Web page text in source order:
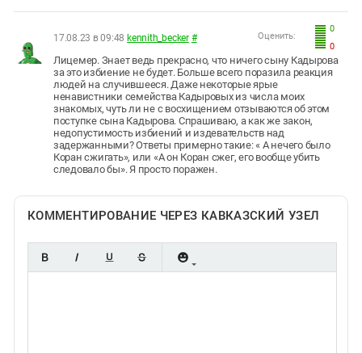
0
0
Оценить:
17.08.23 в 09:48 kennith_becker #
Лицемер. Знает ведь прекрасно, что ничего сыну Кадырова
за это избиение не будет. Больше всего поразила реакция
людей на случившееся. Даже некоторые ярые
ненавистники семейства Кадыровых из числа моих
знакомых, чуть ли не с восхищением отзываются об этом
поступке сына Кадырова. Спрашиваю, а как же закон,
недопустимость избиений и издевательств над
задержанными? Ответы примерно такие: « А нечего было
Коран сжигать», или «А он Коран сжег, его вообще убить
следовало бы». Я просто поражен.
КОММЕНТИРОВАНИЕ ЧЕРЕЗ КАВКАЗСКИЙ УЗЕЛ